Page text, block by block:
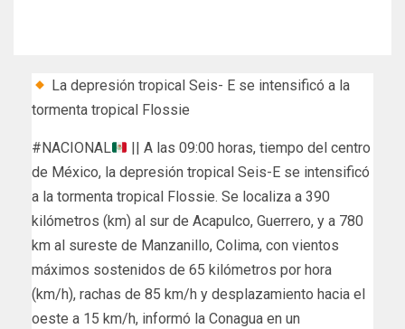
La depresión tropical Seis- E se intensificó a la
tormenta tropical Flossie
#NACIONAL
|| A las 09:00 horas, tiempo del centro
de México, la depresión tropical Seis-E se intensificó
a la tormenta tropical Flossie. Se localiza a 390
kilómetros (km) al sur de Acapulco, Guerrero, y a 780
km al sureste de Manzanillo, Colima, con vientos
máximos sostenidos de 65 kilómetros por hora
(km/h), rachas de 85 km/h y desplazamiento hacia el
oeste a 15 km/h, informó la Conagua en un